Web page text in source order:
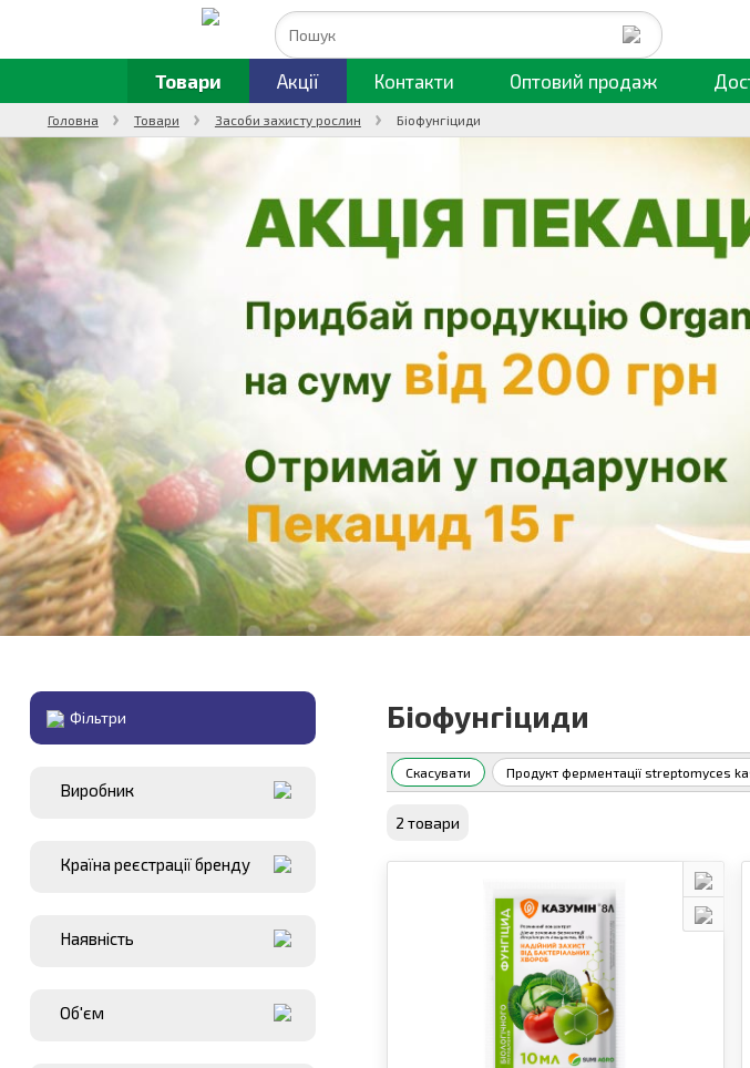
Товари Акції Контакти Оптовий продаж
Головна Товари Засоби захисту рослин Біофунгіциди
Фiльтри
Виробник
Країна реєстрації бренду
Наявнiсть
Об'єм
Біофунгіциди
Скасувати Продукт ферментації streptomyces
2 товари